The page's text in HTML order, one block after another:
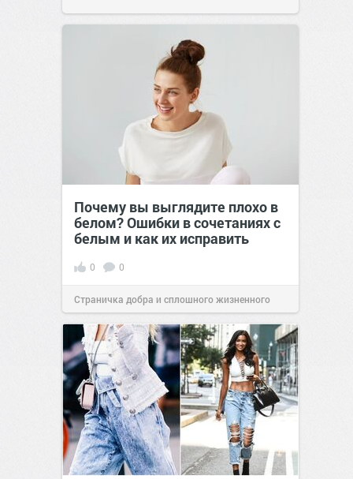
Почему вы выглядите плохо в
белом? Ошибки в сочетаниях с
белым и как их исправить
0 0
Страничка добра и сплошного жизненного
позитива!00:29Вчера